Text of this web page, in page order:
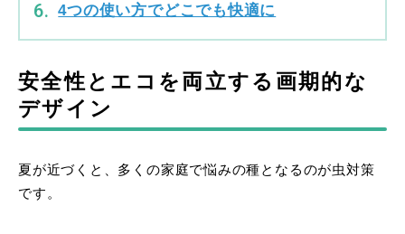
4つの使い方でどこでも快適に
安全性とエコを両立する画期的な
デザイン
夏が近づくと、多くの家庭で悩みの種となるのが虫対策
です。